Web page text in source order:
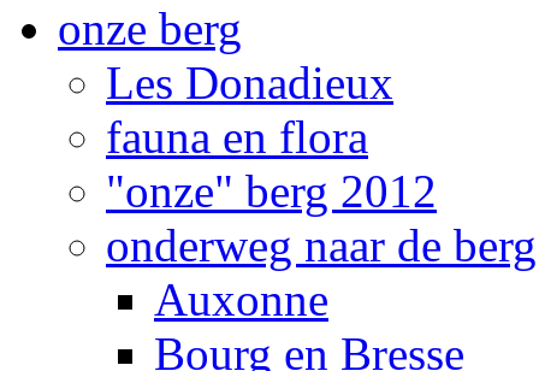
onze berg
Les Donadieux
fauna en flora
"onze" berg 2012
onderweg naar de
Auxonne
Bourg en Bresse